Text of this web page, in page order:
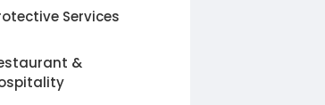
Services
&